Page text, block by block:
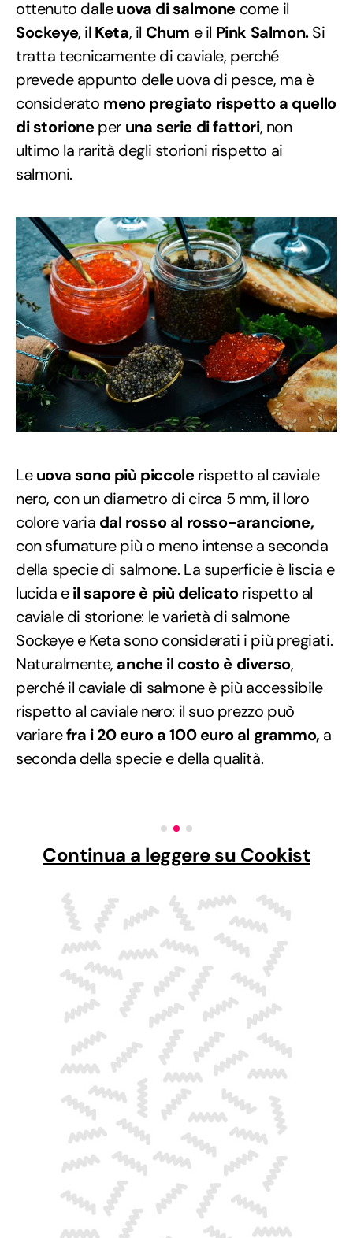
ottenuto dalleuova di salmone come il
Sockeye, il Keta, il Chum e il Pink Salmon.Si
tratta tecnicamente di caviale, perché
prevede appunto delle uova di pesce, ma è
considerato meno pregiato rispetto a quello
di storioneper una serie di fattori, non
ultimo la rarità degli storioni rispetto ai
salmoni.
Leuova sono più piccolerispetto al caviale
nero, con un diametro di circa 5 mm, il loro
colore varia dal rosso al rosso-arancione,
con sfumature più o meno intense a seconda
della specie di salmone. La superficie è liscia e
lucida eil sapore è più delicatorispetto al
caviale di storione: le varietà di salmone
Sockeye e Keta sono considerati i più pregiati.
Naturalmente, anche il costo è diverso,
perché il caviale di salmone è più accessibile
rispetto al caviale nero: il suo prezzo può
variarefra i 20 euro a 100 euro al grammo, a
seconda della specie e della qualità.
Continua a leggere su Cookist